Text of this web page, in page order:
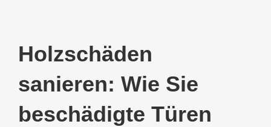
Holzschäden
sanieren: Wie Sie
beschädigte Türen